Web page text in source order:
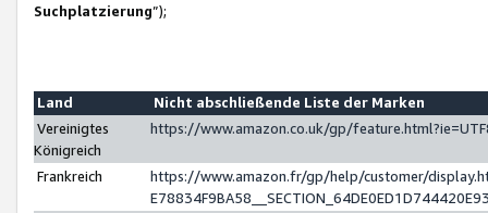
Suchplatzierung”);
Land
Nicht abschließende Liste der Marken
Vereinigtes
Königreich
https://www.amazon.co.uk/gp/
Frankreich
https://www.amazon.fr/gp/help/customer/